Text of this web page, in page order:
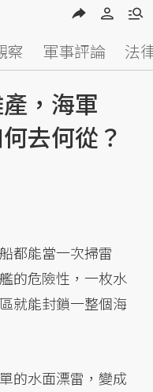
察 軍事評論 法
，海軍
去何從？
都能當一次掃雷
的危險性，一枚水
就能封鎖一整個海
的水面漂雷，變成